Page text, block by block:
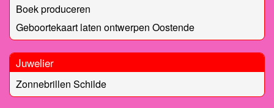
Boek produceren
Geboortekaart laten ontwerpen Oostende
Juwelier
Zonnebrillen Schilde